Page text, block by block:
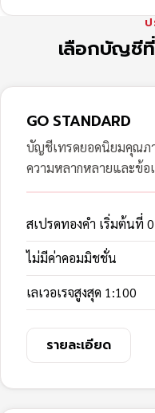
เลือกบัญชี
GO STANDARD
บัญชีเทรดยอดนิยมคุณภ
ความหลากหลายและข้อ
สเปรดทองคำ เริ่มต้นที่
ไม่มีค่าคอมมิชชั่น
เลเวอเรจสูงสุด 1:100
รายละเอียด